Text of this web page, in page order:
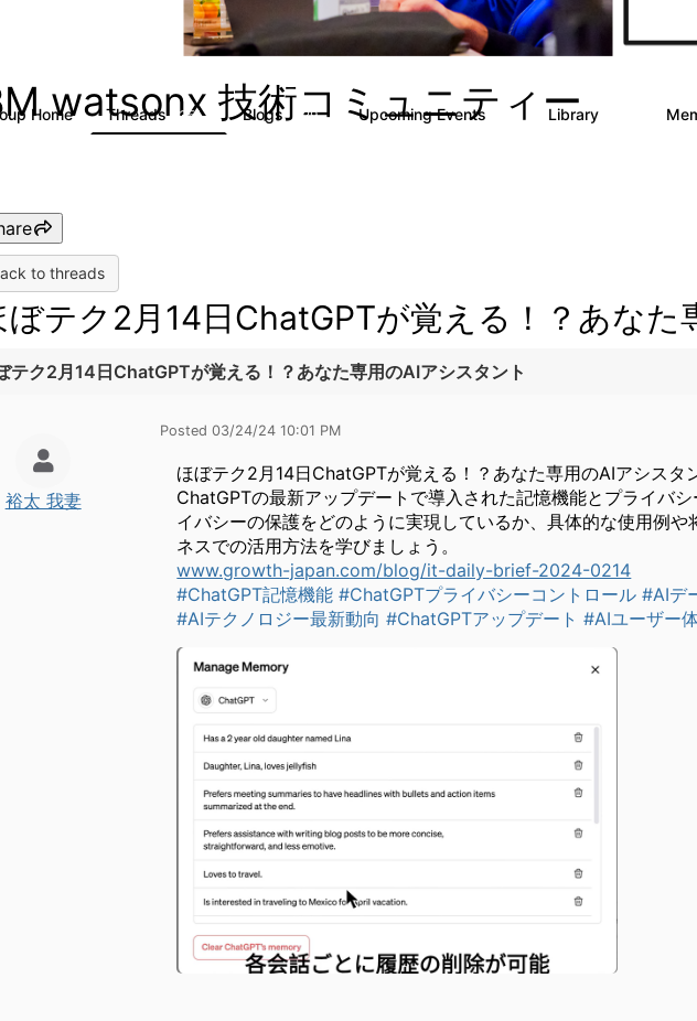
watsonx 技術コミュニティー
Home Threads 351 Blogs 129 Upcoming Events Library
to threads
ぼテク2月14日ChatGPTが覚える！？あなた
テク2月14日ChatGPTが覚える！？あなた専用のAIアシスタント
裕太 我妻
Posted 03/24/24 10:01 PM
ほぼテク2月14日ChatGPTが覚える！？あなた専用のAIアシスタ
ChatGPTの最新アップデートで導入された記憶機能とプライバ
イバシーの保護をどのように実現しているか、具体的な使用例
ネスでの活用方法を学びましょう。
www.growth-japan.com/blog/it-daily-brief-2024-0214
#ChatGPT記憶機能 #ChatGPTプライバシーコントロール #AIデ
#AIテクノロジー最新動向 #ChatGPTアップデート #AIユーザー